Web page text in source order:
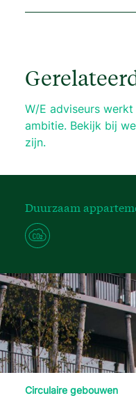
W/E adviseurs
ambitie. Bekijk bij
zijn.
Duurzaam
Circulaire gebouwen